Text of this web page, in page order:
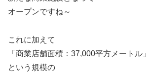
オープンですね～
これに加えて
「商業店舗面積：37,000平方メートル」
という規模の